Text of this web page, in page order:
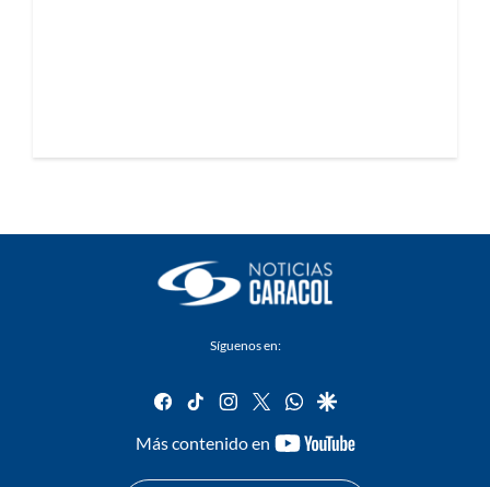
Síguenos en:
facebook
tiktok instagram
twitterwhatsapp
google
Más contenido en
youtube-